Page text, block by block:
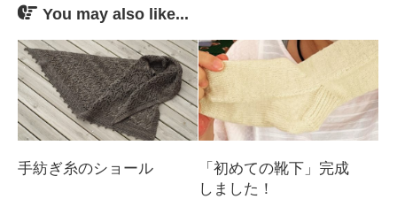
You may also like...
手紡ぎ糸のショール
「初めての靴下」完成
しました！